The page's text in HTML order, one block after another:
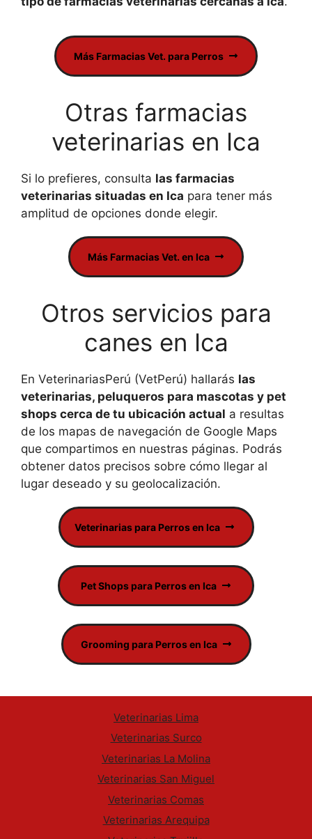
Más Farmacias Vet. para Perros
Otras farmacias
veterinarias en Ica
Si lo prefieres, consulta las farmacias
veterinarias situadas en Ica para tener más
amplitud de opciones donde elegir.
Más Farmacias Vet. en Ica
Otros servicios para
canes en Ica
En VeterinariasPerú (VetPerú) hallarás las
veterinarias, peluqueros para mascotas y pet
shops cerca de tu ubicación actual a resultas
de los mapas de navegación de Google Maps
que compartimos en nuestras páginas. Podrás
obtener datos precisos sobre cómo llegar al
lugar deseado y su geolocalización.
Veterinarias para Perros en Ica
Pet Shops para Perros en Ica
Grooming para Perros en Ica
Veterinarias Lima
Veterinarias Surco
Veterinarias La Molina
Veterinarias San Miguel
Veterinarias Comas
Veterinarias Arequipa